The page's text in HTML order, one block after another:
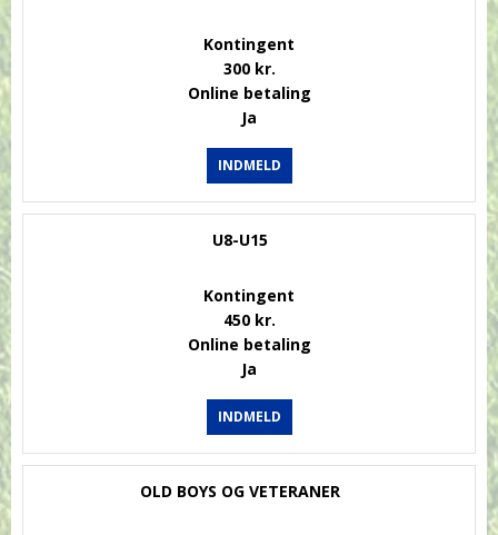
Kontingent
300 kr.
Online betaling
Ja
INDMELD
U8-U15
Kontingent
450 kr.
Online betaling
Ja
INDMELD
OLD BOYS OG VETERANER